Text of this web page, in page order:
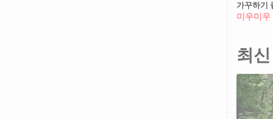
가꾸하기
미우미우
최